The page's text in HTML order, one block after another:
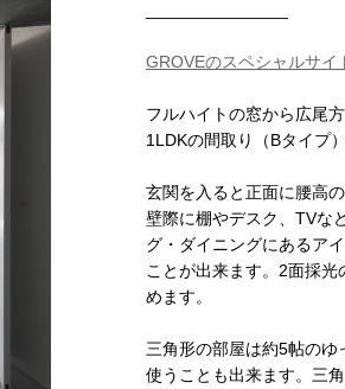
GROVEのスペシャルサイ
フルハイトの窓から広尾
1LDKの間取り（Bタイプ）
玄関を入ると正面に腰高
壁際に棚やデスク、TVな
グ・ダイニングにあるア
ことが出来ます。2面採
めます。
三角形の部屋は約5帖の
使うことも出来ます。三